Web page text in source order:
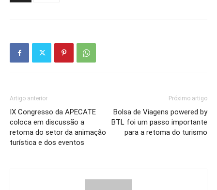
Artigo anterior
IX Congresso da APECATE
coloca em discussão a
retoma do setor da animação
turística e dos eventos
Próximo artigo
Bolsa de Viagens powered by
BTL foi um passo importante
para a retoma do turismo